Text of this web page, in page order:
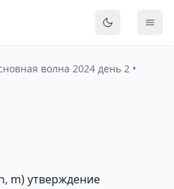
волна 2024 день 2 •
m) утверждение